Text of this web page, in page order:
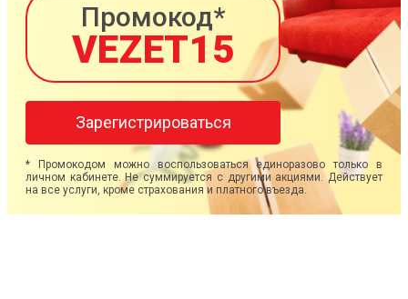
Промокод*
VEZET15
Зарегистрироваться
* Промокодом можно воспользоваться единоразово только в
личном кабинете. Не суммируется с другими акциями. Действует
на все услуги, кроме страхования и платного въезда.